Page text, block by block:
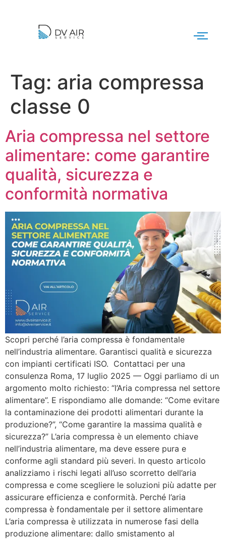
Tag: aria compressa
classe 0
Aria compressa nel settore
alimentare: come garantire
qualità, sicurezza e
conformità normativa
Scopri perché l’aria compressa è fondamentale
nell’industria alimentare. Garantisci qualità e sicurezza
con impianti certificati ISO. Contattaci per una
consulenza Roma, 17 luglio 2025 — Oggi parliamo di un
argomento molto richiesto: “l’Aria compressa nel settore
alimentare”. E rispondiamo alle domande: “Come evitare
la contaminazione dei prodotti alimentari durante la
produzione?”, “Come garantire la massima qualità e
sicurezza?” L’aria compressa è un elemento chiave
nell’industria alimentare, ma deve essere pura e
conforme agli standard più severi. In questo articolo
analizziamo i rischi legati all’uso scorretto dell’aria
compressa e come scegliere le soluzioni più adatte per
assicurare efficienza e conformità. Perché l’aria
compressa è fondamentale per il settore alimentare
L’aria compressa è utilizzata in numerose fasi della
produzione alimentare: dallo smistamento al